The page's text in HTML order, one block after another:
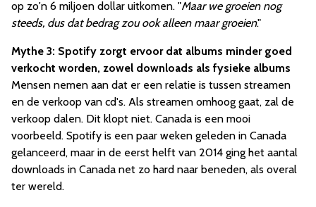
op zo'n 6 miljoen dollar uitkomen. "Maar we groeien nog
steeds, dus dat bedrag zou ook alleen maar groeien."
Mythe 3: Spotify zorgt ervoor dat albums minder goed
verkocht worden, zowel downloads als fysieke albums
Mensen nemen aan dat er een relatie is tussen streamen
en de verkoop van cd's. Als streamen omhoog gaat, zal de
verkoop dalen. Dit klopt niet. Canada is een mooi
voorbeeld. Spotify is een paar weken geleden in Canada
gelanceerd, maar in de eerst helft van 2014 ging het aantal
downloads in Canada net zo hard naar beneden, als overal
ter wereld.